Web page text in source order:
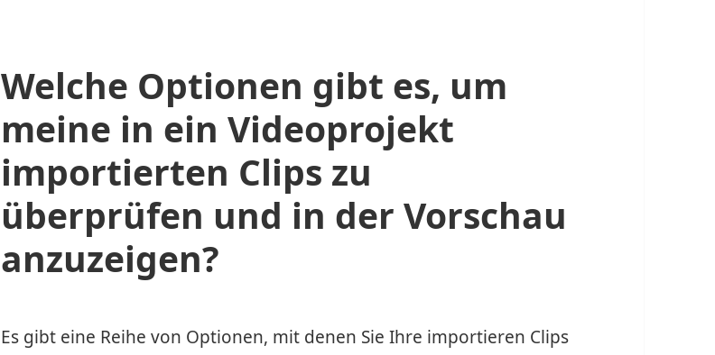
Welche Optionen gibt es, um
meine in ein Videoprojekt
importierten Clips zu
überprüfen und in der Vorschau
anzuzeigen?
Es gibt eine Reihe von Optionen, mit denen Sie Ihre importieren Clips